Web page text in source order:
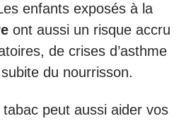
enfants exposés à la
ont aussi un risque accru
de crises d’asthme
du nourrisson.
tabac peut aussi aider vos